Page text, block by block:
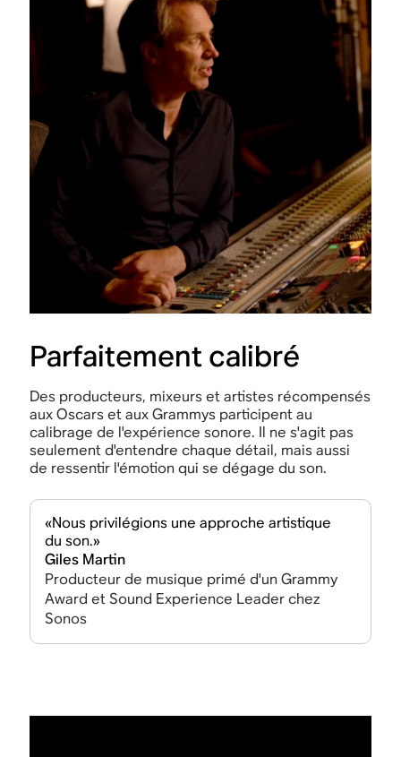
«Nous privilégions une approche artistique
du son.»
Giles Martin
Producteur de musique primé d'un Grammy
Award et Sound Experience Leader chez
Sonos
Parfaitement calibré
Des producteurs, mixeurs et artistes récompensés
aux Oscars et aux Grammys participent au
calibrage de l'expérience sonore. Il ne s'agit pas
seulement d'entendre chaque détail, mais aussi
de ressentir l'émotion qui se dégage du son.